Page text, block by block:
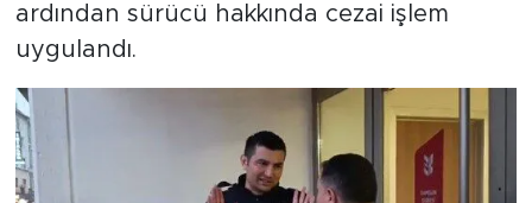
ardından sürücü hakkında cezai işlem
uygulandı.